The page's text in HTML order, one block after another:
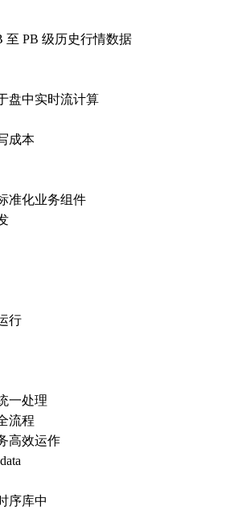
至 PB 级历史行情数据
盘中实时流计算
成本
准化业务组件
行
一处理
流程
高效运作
序库中